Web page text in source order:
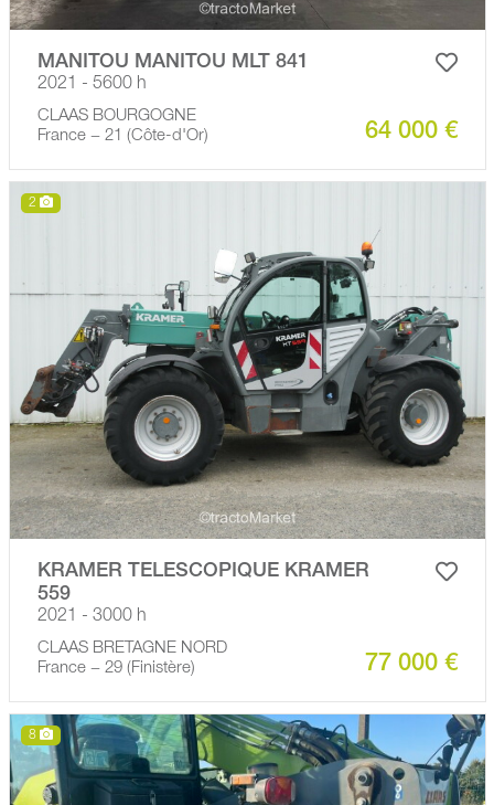
MANITOU MANITOU MLT 841
2021 - 5600 h
CLAAS BOURGOGNE
France − 21 (Côte-d'Or)
64 000 €
2
KRAMER TELESCOPIQUE KRAMER
559
2021 - 3000 h
CLAAS BRETAGNE NORD
France − 29 (Finistère)
77 000 €
8